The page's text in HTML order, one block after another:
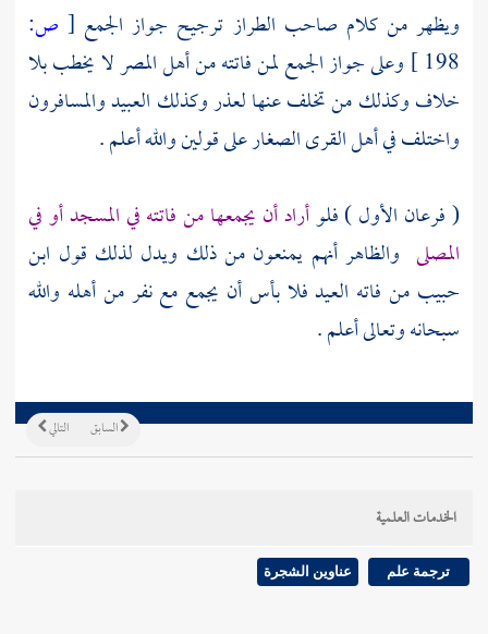
ويظهر من كلام صاحب الطراز ترجيح جواز الجمع [ ص:
198 ] وعلى جواز الجمع لمن فاتته من أهل المصر لا يخطب بلا
خلاف وكذلك من تخلف عنها لعذر وكذلك العبيد والمسافرون
واختلف في أهل القرى الصغار على قولين والله أعلم .
( فرعان الأول ) فلوأراد أن يجمعها من فاتته في المسجد أو في
المصلى والظاهر أنهم يمنعون من ذلك ويدل لذلك قول ابن
حبيبمن فاته العيد فلا بأس أن يجمع مع نفر من أهله والله
سبحانه وتعالى أعلم .
التالي السابق
الخدمات العلمية
ترجمة علم عناوين الشجرة